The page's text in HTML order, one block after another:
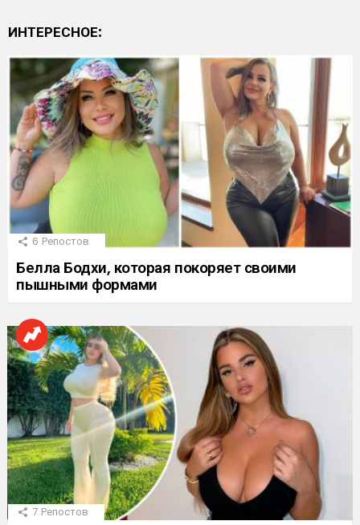
ИНТЕРЕСНОЕ:
6 Репостов
Белла Бодхи, которая покоряет своими
пышными формами
7 Репостов